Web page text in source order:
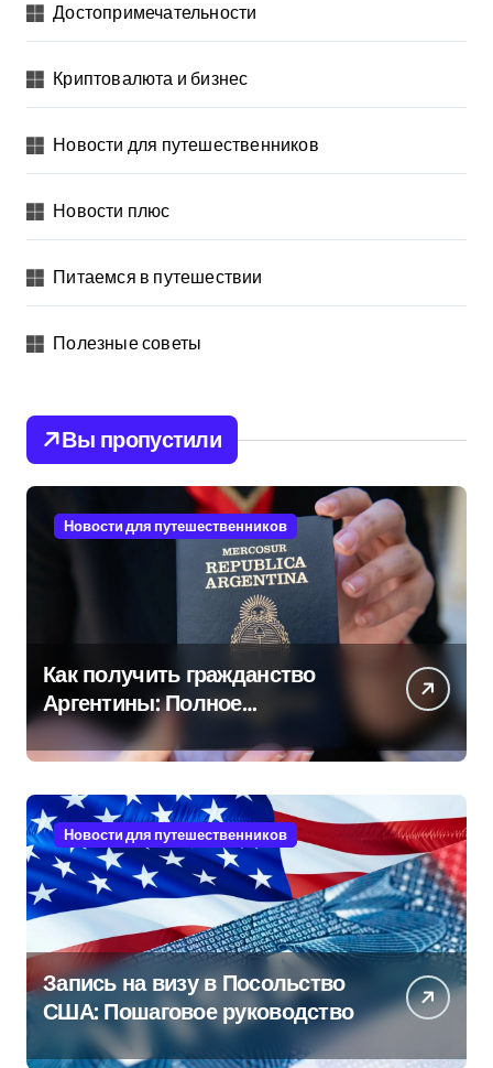
Достопримечательности
Криптовалюта и бизнес
Новости для путешественников
Новости плюс
Питаемся в путешествии
Полезные советы
Вы пропустили
Новости для путешественников
Как получить гражданство
Аргентины: Полное
руководство
Новости для путешественников
Запись на визу в Посольство
США: Пошаговое руководство